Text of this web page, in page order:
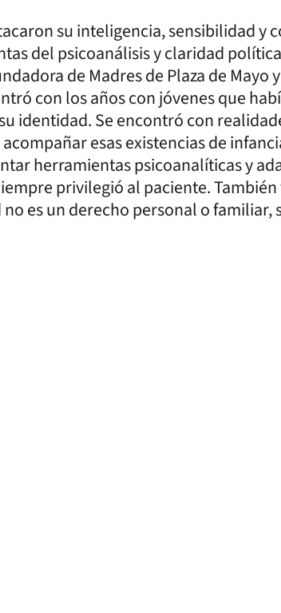
su inteligencia, sensibilidad y
del psicoanálisis y claridad
de Madres de Plaza de Mayo
con los años con jóvenes que
identidad. Se encontró con
esas existencias de
herramientas psicoanalíticas y
privilegió al paciente.
es un derecho personal o familiar,